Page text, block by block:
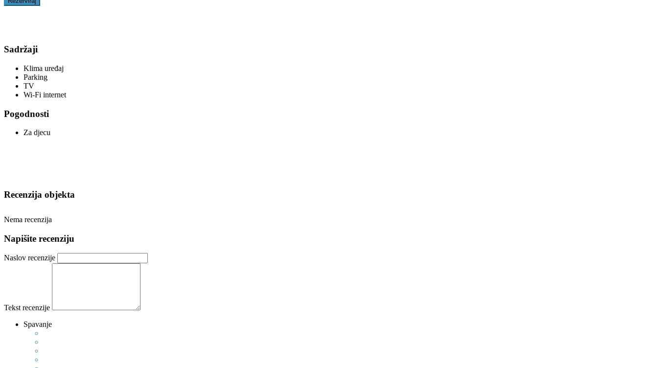
Sadržaji
Klima uređaj
Parking
TV
Wi-Fi internet
Pogodnosti
Za djecu
Recenzija objekta
Nema recenzija
Napišite recenziju
Naslov recenzije
Tekst recenzije
Spavanje